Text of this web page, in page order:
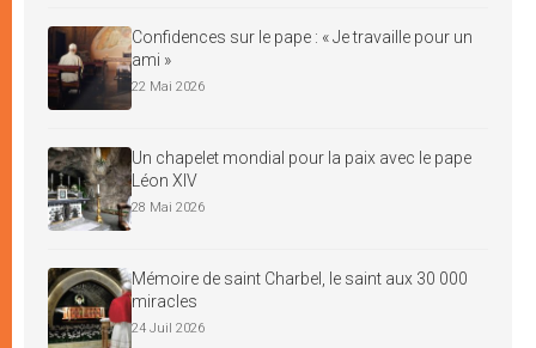
Confidences sur le pape : « Je travaille pour un
ami »
22 Mai 2026
Un chapelet mondial pour la paix avec le pape
Léon XIV
28 Mai 2026
Mémoire de saint Charbel, le saint aux 30 000
miracles
24 Juil 2026